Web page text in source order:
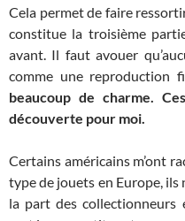
Cela permet de faire
constitue la troisième
avant. Il faut avouer
comme une reproduction
beaucoup de charme.
découverte pour moi.
Certains américains m’ont
type de jouets en Europe, ils
la part des collectionneurs